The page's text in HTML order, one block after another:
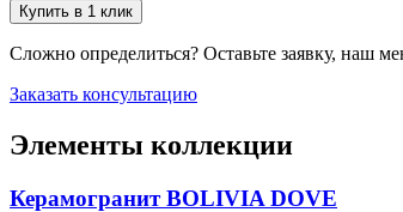
Купить в 1 клик
Сложно определиться? Оставьте заявку, наш
Заказать консультацию
Элементы коллекции
Керамогранит BOLIVIA DOVE